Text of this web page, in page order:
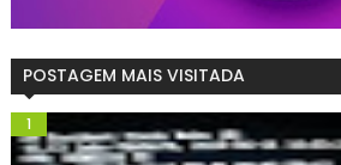
POSTAGEM MAIS VISITADA